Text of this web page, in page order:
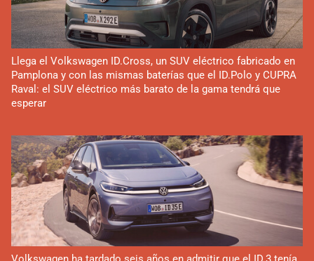
Llega el Volkswagen ID.Cross, un SUV eléctrico fabricado en
Pamplona y con las mismas baterías que el ID.Polo y CUPRA
Raval: el SUV eléctrico más barato de la gama tendrá que
esperar